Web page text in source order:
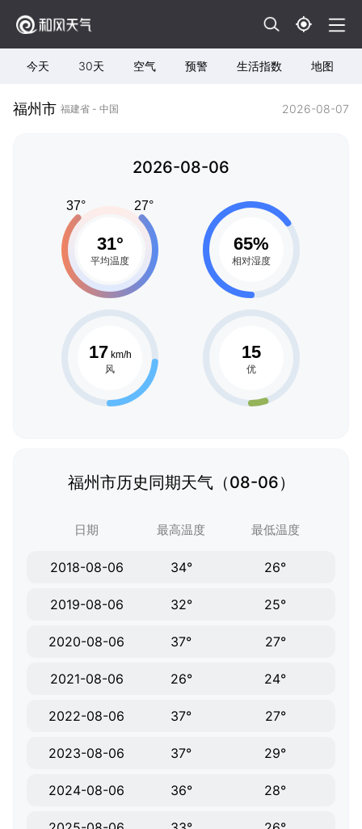
今天 30天 空气 预警 生活指数 地图
福州市 福建省 - 中国 2026-08-07
2026-08-06
福州市历史同期天气（08-06）
日期 最高温度 最低温度
2018-08-06 34° 26°
2019-08-06 32° 25°
2020-08-06 37° 27°
2021-08-06 26° 24°
2022-08-06 37° 27°
2023-08-06 37° 29°
2024-08-06 36° 28°